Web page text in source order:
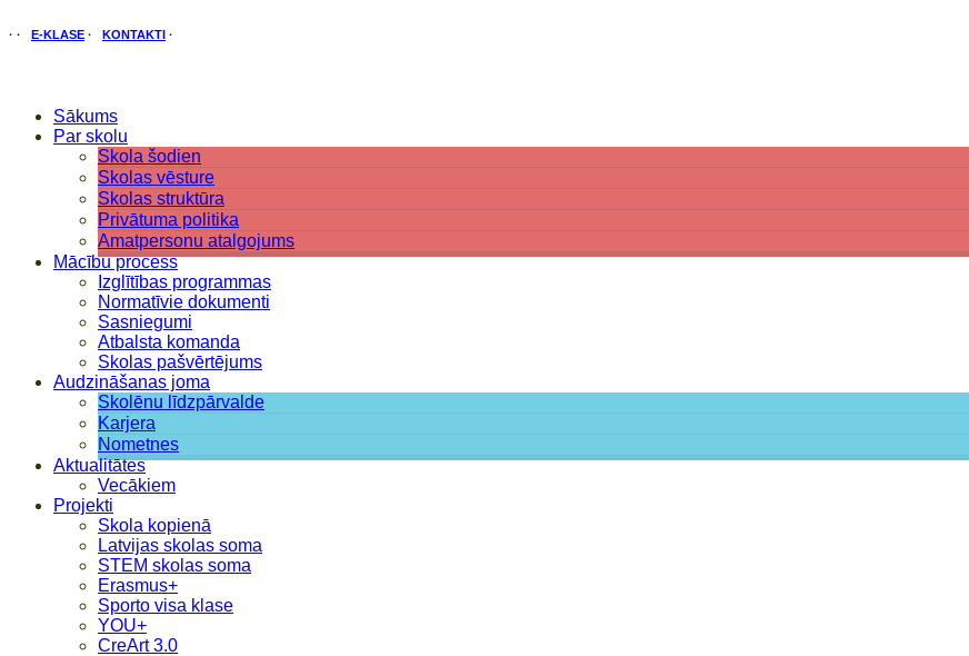
· · E-KLASE · KONTAKTI ·
Sākums
Par skolu
Skola šodien
Skolas vēsture
Skolas struktūra
Privātuma politika
Amatpersonu atalgojums
Mācību process
Izglītības programmas
Normatīvie dokumenti
Sasniegumi
Atbalsta komanda
Skolas pašvērtējums
Audzināšanas joma
Skolēnu līdzpārvalde
Karjera
Nometnes
Aktualitātes
Vecākiem
Projekti
Skola kopienā
Latvijas skolas soma
STEM skolas soma
Erasmus+
Sporto visa klase
YOU+
CreArt 3.0